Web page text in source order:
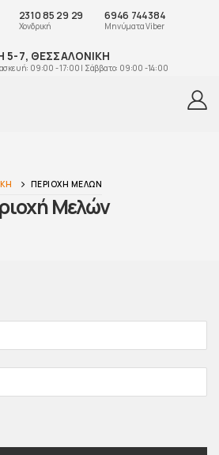
2310 85 29 29
Χονδρική
6946 744384
Μηνύματα Viber
5-7, ΘΕΣΣΑΛΟΝΙΚΗ
09:00 - 17:00 | Σάββατο: 09:00 -14:00
ΠΕΡΙΟΧΉ ΜΕΛΏΝ
Μελών